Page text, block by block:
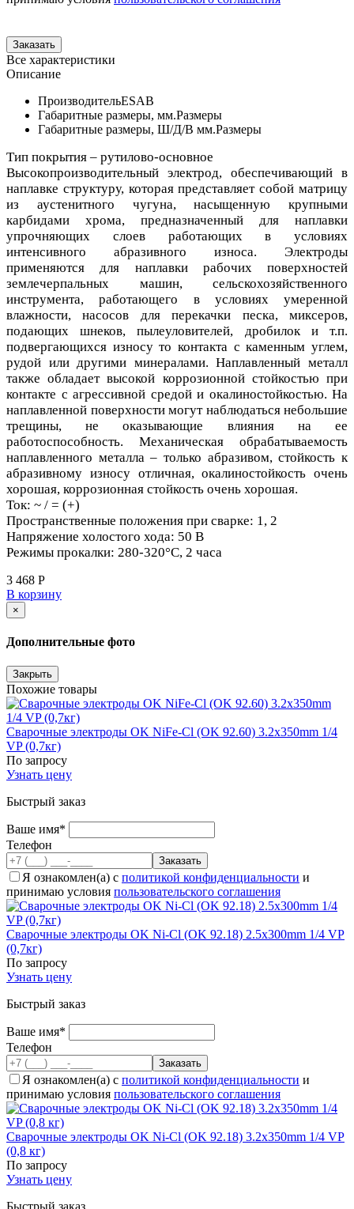
Все характеристики
Описание
ПроизводительESAB
Габаритные размеры, мм.Размеры
Габаритные размеры, Ш/Д/В мм.Размеры
Тип покрытия – рутилово-основное
Высокопроизводительный электрод, обеспечивающий в
наплавке структуру, которая представляет собой матрицу
из аустенитного чугуна, насыщенную крупными
карбидами хрома, предназначенный для наплавки
упрочняющих слоев работающих в условиях
интенсивного абразивного износа. Электроды
применяются для наплавки рабочих поверхностей
землечерпальных машин, сельскохозяйственного
инструмента, работающего в условиях умеренной
влажности, насосов для перекачки песка, миксеров,
подающих шнеков, пылеуловителей, дробилок и т.п.
подвергающихся износу то контакта с каменным углем,
рудой или другими минералами. Наплавленный металл
также обладает высокой коррозионной стойкостью при
контакте с агрессивной средой и окалиностойкостью. На
наплавленной поверхности могут наблюдаться небольшие
трещины, не оказывающие влияния на ее
работоспособность. Механическая обрабатываемость
наплавленного металла – только абразивом, стойкость к
абразивному износу отличная, окалиностойкость очень
хорошая, коррозионная стойкость очень хорошая.
Ток: ~ / = (+)
Пространственные положения при сварке: 1, 2
Напряжение холостого хода: 50 В
Режимы прокалки: 280-320°С, 2 часа
3 468 Р
В корзину
×
Дополнительные фото
Закрыть
Похожие товары
Сварочные электроды OK NiFe-Cl (OK 92.60) 3.2x350mm 1/4
VP (0,7кг)
По запросу
Узнать цену
Быстрый заказ
Ваше имя*
Телефон
Я ознакомлен(а) с политикой конфиденциальности и
принимаю условия пользовательского соглашения
Сварочные электроды OK Ni-Cl (OK 92.18) 2.5x300mm 1/4 VP
(0,7кг)
По запросу
Узнать цену
Быстрый заказ
Ваше имя*
Телефон
Я ознакомлен(а) с политикой конфиденциальности и
принимаю условия пользовательского соглашения
Сварочные электроды OK Ni-Cl (OK 92.18) 3.2x350mm 1/4 VP
(0,8 кг)
По запросу
Узнать цену